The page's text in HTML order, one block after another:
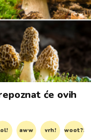
će ovih
aww vrh! woot?!